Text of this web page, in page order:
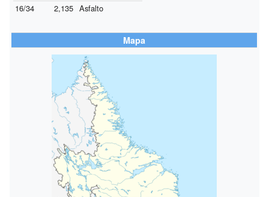
16/34
2,135 Asfalto
Mapa